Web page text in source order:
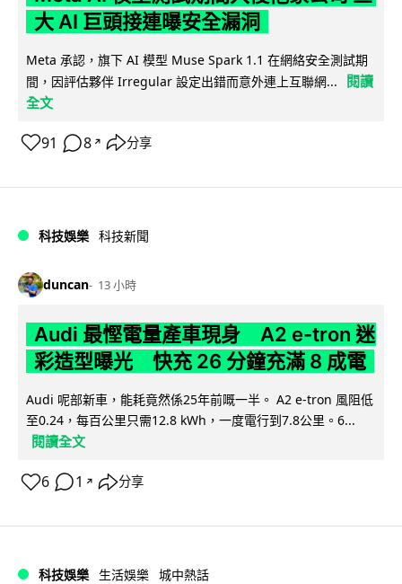
大 AI 巨頭接連曝安全漏洞
Meta 承認，旗下 AI 模型 Muse Spark 1.1 在網絡安全測試期
間，因評估夥伴 Irregular 設定出錯而意外連上互聯網...
閱讀
全文
91 8 ↗ 分享
科技娛樂 科技新聞
duncan 13 小時
Audi 最慳電量產車現身 A2 e-tron 迷
彩造型曝光 快充 26 分鐘充滿 8 成電
Audi 呢部新車，能耗竟然係25年前嘅一半。 A2 e-tron 風阻低
至0.24，每百公里只需12.8 kWh，一度電行到7.8公里。6...
閱讀全文
6 1 ↗ 分享
科技娛樂 生活娛樂 城中熱話